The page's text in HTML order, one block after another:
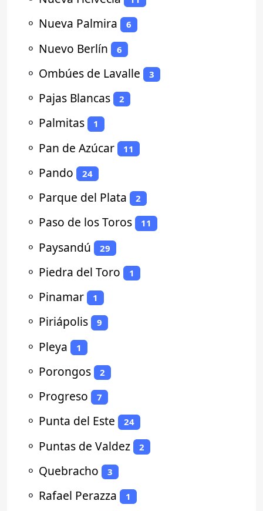
⚬ Nueva Palmira 6
⚬ Nuevo Berlín 6
⚬ Ombúes de Lavalle 3
⚬ Pajas Blancas 2
⚬ Palmitas 1
⚬ Pan de Azúcar 11
⚬ Pando 24
⚬ Parque del Plata 2
⚬ Paso de los Toros 11
⚬ Paysandú 29
⚬ Piedra del Toro 1
⚬ Pinamar 1
⚬ Piriápolis 9
⚬ Pleya 1
⚬ Porongos 2
⚬ Progreso 7
⚬ Punta del Este 24
⚬ Puntas de Valdez 2
⚬ Quebracho 3
⚬ Rafael Perazza 1